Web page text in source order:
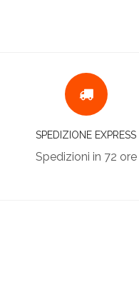
SPEDIZIONE EXPRESS
Spedizioni in 72 ore